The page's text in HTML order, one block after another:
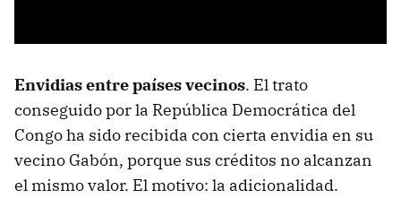
Envidias entre países vecinos. El trato
conseguido por la República Democrática del
Congo ha sido recibida con cierta envidia en su
vecino Gabón, porque sus créditos no alcanzan
el mismo valor. El motivo: la adicionalidad.